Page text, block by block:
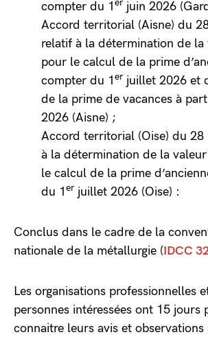
compter du 1 er juin 2026
Accord territorial (Aisne) du
relatif à la détermination de
pour le calcul de la prime
compter du 1 er juillet 2026 et
de la prime de vacances à
2026 (Aisne) ;
Accord territorial (Oise) du 28
à la détermination de la
le calcul de la prime
du 1 er juillet 2026 (Oise) :
Conclus dans le cadre de la
nationale de la métallurgie (IDCC
Les organisations professionnelles
personnes intéressées ont 15 jours
connaitre leurs avis et observations